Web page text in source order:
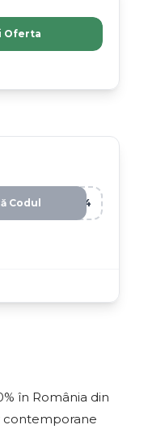
Oferta
Q34
Codul
în România din
contemporane